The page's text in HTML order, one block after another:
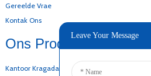
Gereelde Vrae
Kontak Ons
Ons Produkte
Kantoor Kragadapter
Leave Your Message